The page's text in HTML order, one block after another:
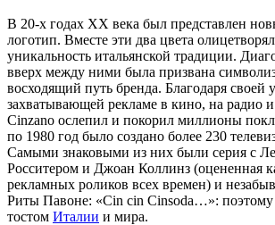
В 20-х годах XX века был представлен
логотип. Вместе эти два цвета
уникальность итальянской традиции.
вверх между ними была призвана
восходящий путь бренда. Благодаря своей
захватывающей рекламе в кино, на радио
Cinzano ослепил и покорил миллионы
по 1980 год было создано более 230
Самыми знаковыми из них были серия с
Росситером и Джоан Коллинз (оцененная
рекламных роликов всех времен) и
Риты Павоне: «Cin cin Cinsoda…»: поэтому
тостом Италии и мира.